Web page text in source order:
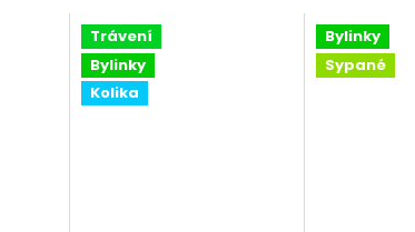
Trávení
Bylinky
Kolika
Bylinky
Sypané